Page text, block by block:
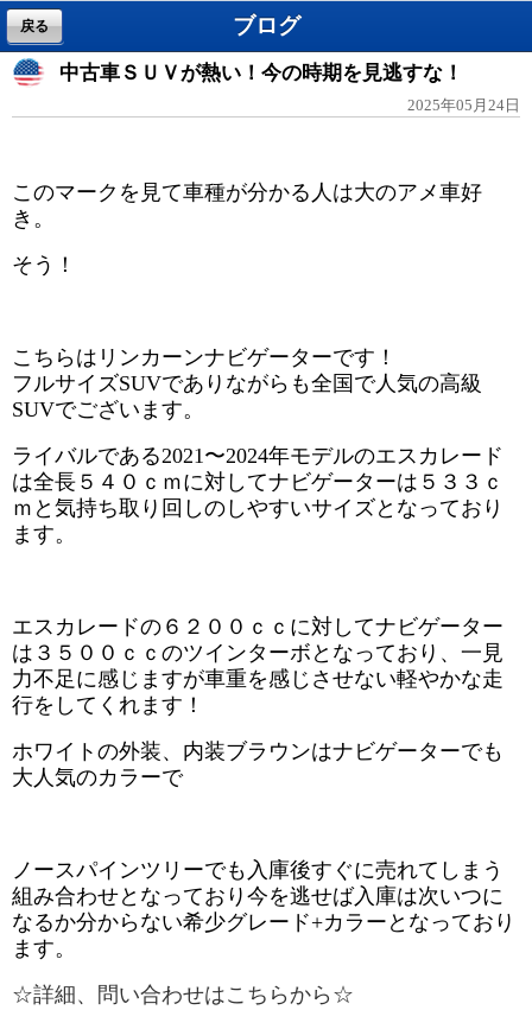
ブログ
戻る
中古車ＳＵＶが熱い！今の時期を見逃すな！
2025年05月24日
このマークを見て車種が分かる人は大のアメ車好
き。
そう！
こちらはリンカーンナビゲーターです！
フルサイズSUVでありながらも全国で人気の高級
SUVでございます。
ライバルである2021〜2024年モデルのエスカレード
は全長５４０ｃｍに対してナビゲーターは５３３ｃ
ｍと気持ち取り回しのしやすいサイズとなっており
ます。
エスカレードの６２００ｃｃに対してナビゲーター
は３５００ｃｃのツインターボとなっており、一見
力不足に感じますが車重を感じさせない軽やかな走
行をしてくれます！
ホワイトの外装、内装ブラウンはナビゲーターでも
大人気のカラーで
ノースパインツリーでも入庫後すぐに売れてしまう
組み合わせとなっており今を逃せば入庫は次いつに
なるか分からない希少グレード+カラーとなっており
ます。
☆詳細、問い合わせはこちらから☆